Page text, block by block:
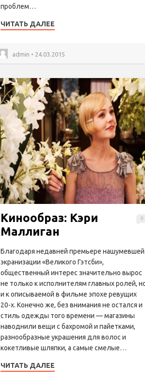
проблем…
ЧИТАТЬ ДАЛЕЕ
admin • 24.03.2015
0
Кинообраз: Кэри
Маллиган
Благодаря недавней премьере нашумевшей
экранизации «Великого Гэтсби»,
общественный интерес значительно вырос
не только к исполнителям главных ролей,
и к описываемой в фильме эпохе ревущих
20-х. Конечно же, без внимания не остался и
стиль одежды того времени — магазины
наводнили вещи с бахромой и пайетками,
разнообразные украшения для волос и
кокетливые шляпки, а самые смелые…
ЧИТАТЬ ДАЛЕЕ